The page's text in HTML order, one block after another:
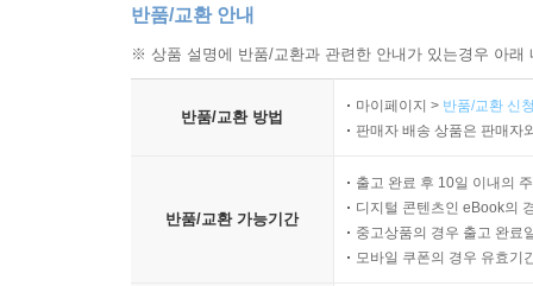
반품/교환 안내
※ 상품 설명에 반품/교환과 관련한 안내가 있는경우 아
반품/교환 방법
마이페이지 > 반품/교환 신
판매자 배송 상품은 판매자
반품/교환 가능기간
출고 완료 후 10일 이내의
디지털 콘텐츠인 eBook의
중고상품의 경우 출고 완료
모바일 쿠폰의 경우 유효기